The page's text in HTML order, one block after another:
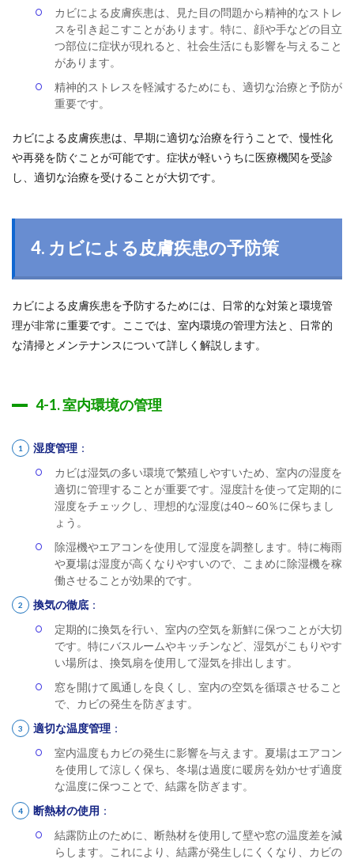
カビによる皮膚疾患は、見た目の問題から精神的なストレ
スを引き起こすことがあります。特に、顔や手などの目立
つ部位に症状が現れると、社会生活にも影響を与えること
があります。
精神的ストレスを軽減するためにも、適切な治療と予防が
重要です。
カビによる皮膚疾患は、早期に適切な治療を行うことで、慢性化
や再発を防ぐことが可能です。症状が軽いうちに医療機関を受診
し、適切な治療を受けることが大切です。
4. カビによる皮膚疾患の予防策
カビによる皮膚疾患を予防するためには、日常的な対策と環境管
理が非常に重要です。ここでは、室内環境の管理方法と、日常的
な清掃とメンテナンスについて詳しく解説します。
4-1. 室内環境の管理
湿度管理 ：
カビは湿気の多い環境で繁殖しやすいため、室内の湿度を
適切に管理することが重要です。湿度計を使って定期的に
湿度をチェックし、理想的な湿度は40～60％に保ちまし
ょう。
除湿機やエアコンを使用して湿度を調整します。特に梅雨
や夏場は湿度が高くなりやすいので、こまめに除湿機を稼
働させることが効果的です。
換気の徹底 ：
定期的に換気を行い、室内の空気を新鮮に保つことが大切
です。特にバスルームやキッチンなど、湿気がこもりやす
い場所は、換気扇を使用して湿気を排出します。
窓を開けて風通しを良くし、室内の空気を循環させること
で、カビの発生を防ぎます。
適切な温度管理 ：
室内温度もカビの発生に影響を与えます。夏場はエアコン
を使用して涼しく保ち、冬場は過度に暖房を効かせず適度
な温度に保つことで、結露を防ぎます。
断熱材の使用 ：
結露防止のために、断熱材を使用して壁や窓の温度差を減
らします。これにより、結露が発生しにくくなり、カビの